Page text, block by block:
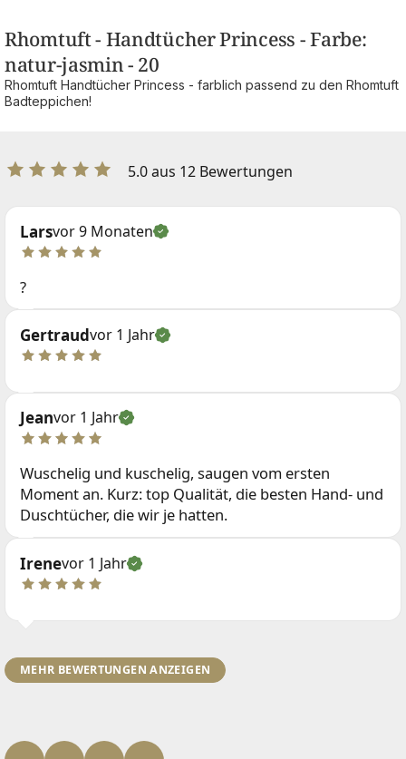
Rhomtuft - Handtücher Princess - Farbe:
natur-jasmin - 20
Rhomtuft Handtücher Princess - farblich passend zu den Rhomtuft
Badteppichen!
5.0 aus 12 Bewertungen
Larsvor 9 Monaten
?
Gertraudvor 1 Jahr
Jeanvor 1 Jahr
Wuschelig und kuschelig, saugen vom ersten
Moment an. Kurz: top Qualität, die besten Hand- und
Duschtücher, die wir je hatten.
Irenevor 1 Jahr
MEHR BEWERTUNGEN ANZEIGEN